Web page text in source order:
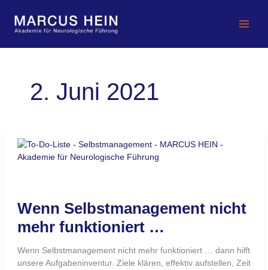
Inhalt
springen
2. Juni 2021
Wenn Selbstmanagement nicht
mehr funktioniert …
Wenn Selbstmanagement nicht mehr funktioniert … dann hilft
unsere Aufgabeninventur. Ziele klären, effektiv aufstellen, Zeit
Wenn
Selbstmanagement
…